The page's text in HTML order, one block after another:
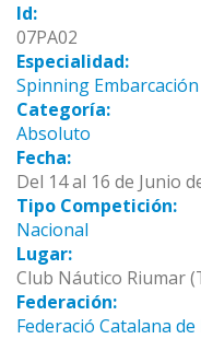
Id:
07PA02
Especialidad:
Spinning Embarcación
Categoría:
Absoluto
Fecha:
Del 14 al 16 de Junio
Tipo Competición:
Nacional
Lugar:
Club Náutico Riumar
Federación:
Federació Catalana